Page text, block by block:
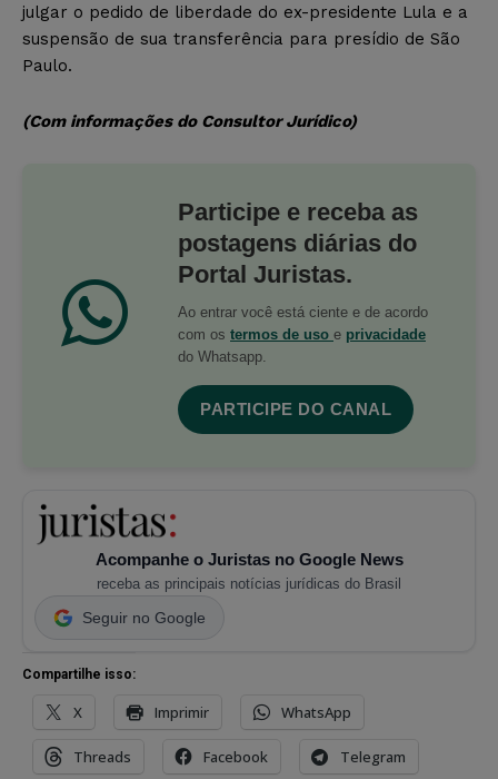
julgar o pedido de liberdade do ex-presidente Lula e a
suspensão de sua transferência para presídio de São
Paulo.
(Com informações do Consultor Jurídico)
Participe e receba as
postagens diárias do
Portal Juristas.
Ao entrar você está ciente e de acordo
com os termos de uso e privacidade
do Whatsapp.
PARTICIPE DO CANAL
Acompanhe o Juristas no Google News
receba as principais notícias jurídicas do Brasil
Seguir no Google
Compartilhe isso:
X Imprimir WhatsApp
Threads Facebook Telegram